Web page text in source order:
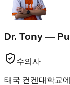
Dr. Tony —
수의사
태국 컨켄대학교